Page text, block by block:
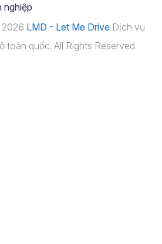
nghiệp
LMD - Let Me Drive Dịch vụ
toàn quốc. All Rights Reserved.